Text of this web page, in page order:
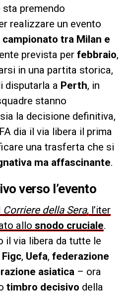
premendo
realizzare un evento
campionato tra Milan e
prevista per febbraio,
in una partita storica,
disputarla a Perth, in
stanno
la decisione definitiva,
dia il via libera il prima
una trasferta che si
ma affascinante.
verso l’evento
Corriere della Sera, l’iter
allo snodo cruciale.
il via libera da tutte le
Figc, Uefa, federazione
asiatica– ora
timbro decisivo della